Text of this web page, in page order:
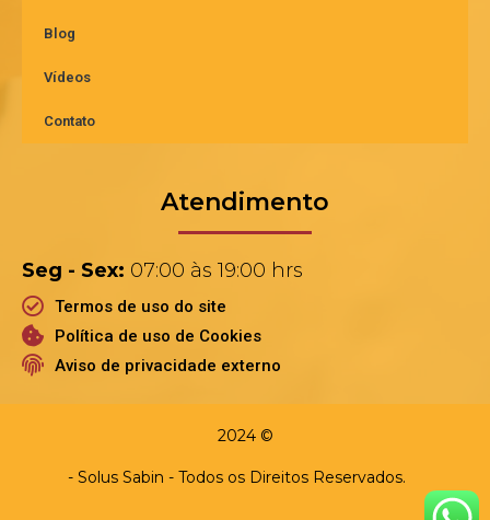
Blog
Vídeos
Contato
Atendimento
Seg - Sex: 07:00 às 19:00 hrs
Termos de uso do site
Política de uso de Cookies
Aviso de privacidade externo
2024 ©
- Solus Sabin - Todos os Direitos Reservados.